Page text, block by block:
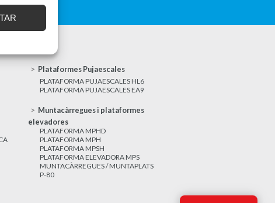
Plataformes Pujaescales
PLATAFORMA PUJAESCALES HL6
PLATAFORMA PUJAESCALES EA9
Muntacàrregues i plataformes
elevadores
PLATAFORMA MPHD
PLATAFORMA MPH
PLATAFORMA MPSH
PLATAFORMA ELEVADORA MPS
MUNTACÀRREGUES / MUNTAPLATS
P-80